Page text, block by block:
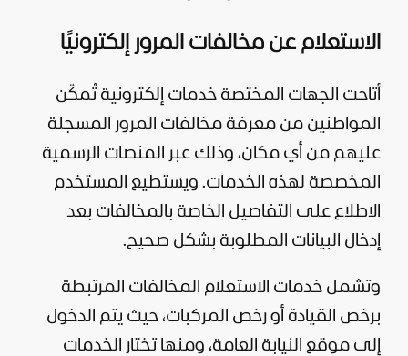
الاستعلام عن مخالفات المرور إلكترونيًا
أتاحت الجهات المختصة خدمات إلكترونية تُمكّن
المواطنين من معرفة مخالفات المرور المسجلة
عليهم من أي مكان، وذلك عبر المنصات الرسمية
المخصصة لهذه الخدمات. ويستطيع المستخدم
الاطلاع على التفاصيل الخاصة بالمخالفات بعد
إدخال البيانات المطلوبة بشكل صحيح.
وتشمل خدمات الاستعلام المخالفات المرتبطة
برخص القيادة أو رخص المركبات، حيث يتم الدخول
إلى موقع النيابة العامة، ومنها تختار الخدمات